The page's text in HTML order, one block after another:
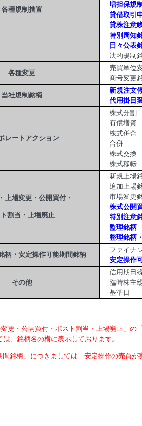
各種規制措置
増担保規
貸借取引
貸株注意
特別周知
日々公表
法的規制
各種変更
売買単位
商号変更
当社規制銘柄
新規注文
代用掛目
レートアクション
株式分割
有償増資
株式併合
合併
株式交換
株式移転
上場変更・公開買付・
割当・上場廃止
新規上場
追加上場
市場変更
株式公開
特別注意
監理銘柄
整理銘柄 ・
柄・安定操作可能期間銘柄
ファイナ
安定操作
その他
信用期日
臨時株主
基準日
更・公開買付・ポスト割当・上場廃止」の
、銘柄名の横に表示しております。
間銘柄」につきましては、安定操作の売買